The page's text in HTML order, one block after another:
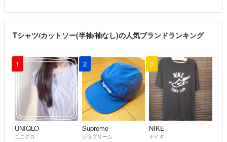
Tシャツ/カットソー(半袖/袖なし)の人気ブランドランキング
1
UNIQLO
ユニクロ
2
Supreme
シュプリーム
3
NIKE
ナイキ